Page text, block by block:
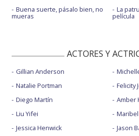
Buena suerte, pásalo bien, no
mueras
La
película
ACTORES Y
Gillian Anderson
Natalie Portman
Diego Martín
Liu Yifei
Jessica Henwick
Felicity
Amber
Jason